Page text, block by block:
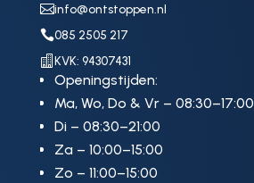
info@ontstoppen.nl
085 2505 217
 KVK: 94307431
Openingstijden:
Ma, Wo, Do & Vr – 08:30–17:00
Di – 08:30–21:00
Za – 10:00–15:00
Zo – 11:00–15:00